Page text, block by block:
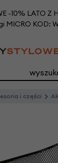
-10% LATO Z
MICRO KOD:
i części